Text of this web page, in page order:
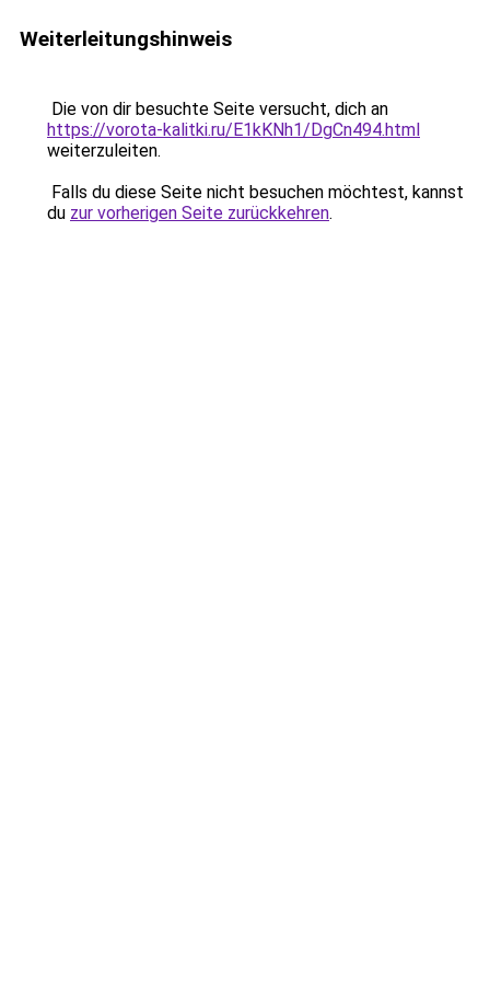
Weiterleitungshinweis
Die von dir besuchte Seite versucht, dich an
https://vorota-kalitki.ru/E1kKNh1/DgCn494.html
weiterzuleiten.
Falls du diese Seite nicht besuchen möchtest, kannst
du zur vorherigen Seite zurückkehren.